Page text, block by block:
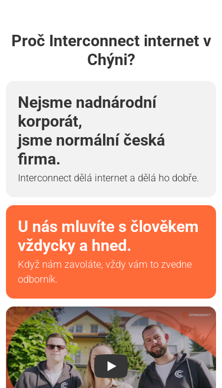
Proč Interconnect internet v
Chýni?
Nejsme nadnárodní
korporát,
jsme normální česká
firma.
Interconnect dělá internet a dělá ho dobře.
U nás mluvíte s člověkem
vždycky a hned.
Když nám zavoláte, vždy vám to zvedne
odborník.